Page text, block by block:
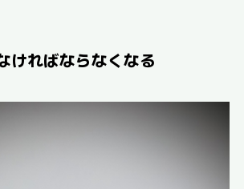
ければならなくなる